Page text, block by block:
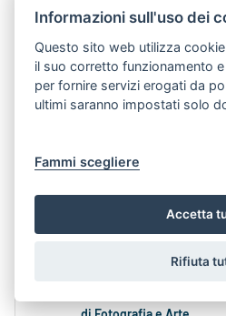
2026 14.10
al Ministero della
Giunta regionale della
Annualità:2026
BENESSERE SOCIALE
Domani in Regione
Informazioni sull'uso dei
Questo sito web utilizza
il suo corretto funzionamento
per fornire servizi erogati da
ultimi saranno impostati solo
Fammi scegliere
Accetta
Rifiuta